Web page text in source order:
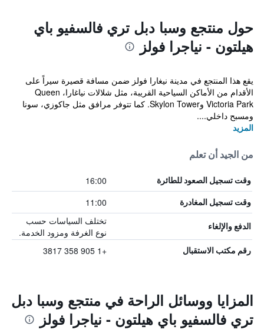
حول منتجع وسبا دبل تري فالسفيو باي
هيلتون - نياجرا فولز
يقع هذا المنتجع في مدينة نيغارا فولز ضمن مسافة قصيرة سيراً على
الأقدام من الأماكن السياحية القريبة، مثل شلالات نياغارا، Queen
Victoria Park وSkylon Tower. كما تتوفر مرافق مثل جاكوزي، سونا
ومسبح داخلي....
المزيد
من الجيد أن تعلم
وقت تسجيل الصعود للطائرة 16:00
وقت تسجيل المغادرة 11:00
الدفع والإلغاء
تختلف السياسات حسب
نوع الغرفة ومزود الخدمة.
رقم مكتب الاستقبال +1 905 358 3817
المزايا ووسائل الراحة في منتجع وسبا دبل
تري فالسفيو باي هيلتون - نياجرا فولز